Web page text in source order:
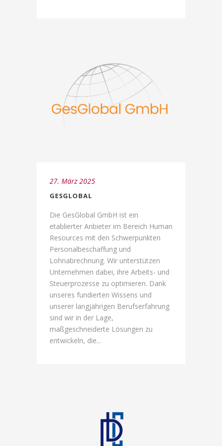
27. März 2025
GESGLOBAL
Die GesGlobal GmbH ist ein
etablierter Anbieter im Bereich Human
Resources mit den Schwerpunkten
Personalbeschaffung und
Lohnabrechnung. Wir unterstützen
Unternehmen dabei, ihre Arbeits- und
Steuerprozesse zu optimieren. Dank
unseres fundierten Wissens und
unserer langjährigen Berufserfahrung
sind wir in der Lage,
maßgeschneiderte Lösungen zu
entwickeln, die...